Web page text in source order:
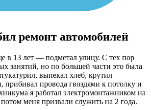
ремонт автомобилей
в 13 лет — подметал улицу. С тех пор
занятий, но по большей части это была
выпекал хлеб, крутил
прибивал провода гвоздями к потолку и
я работал электромонтажником на
меня призвали служить на 2 года.